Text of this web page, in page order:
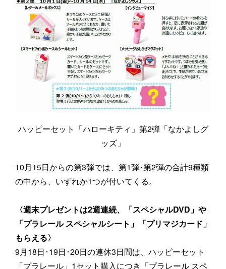
ハッピーセット「ハローキティ」第2弾「なかよしグ
ッズ」
10月15日からの第3弾では、第1弾･第2弾の合計9種類
の中から、いずれか1つが付いてくる。
〈週末プレゼントは2週連続、「スペシャルDVD」や
「プラレール スペシャルシート」「プリマジカード」
もらえる〉
9月18日･19日･20日の連休3日間は、ハッピーセット
「プラレール」1セット購入につき「プラレール スペ